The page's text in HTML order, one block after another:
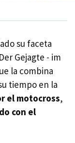
su faceta
Gejagte - im
la combina
tiempo en la
el motocross,
con el